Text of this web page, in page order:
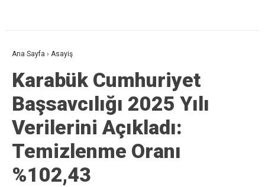
Ana Sayfa › Asayiş
Karabük Cumhuriyet
Başsavcılığı 2025 Yılı
Verilerini Açıkladı:
Temizlenme Oranı
%102,43